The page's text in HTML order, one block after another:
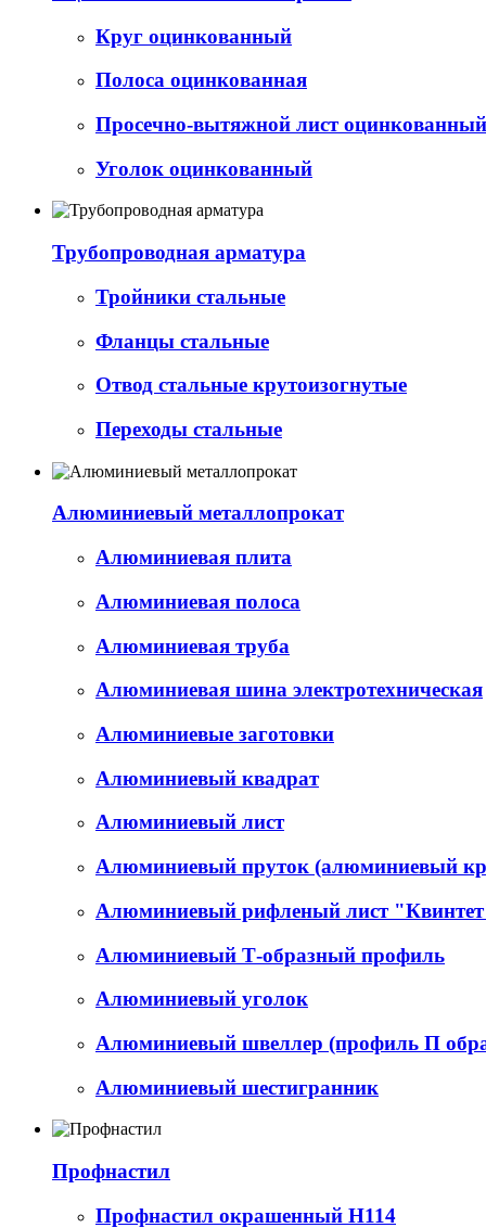
Круг оцинкованный
Полоса оцинкованная
Просечно-вытяжной лист
Уголок оцинкованный
Трубопроводная арматура
Тройники стальные
Фланцы стальные
Отвод стальные крутоизогнутые
Переходы стальные
Алюминиевый металлопрокат
Алюминиевая плита
Алюминиевая полоса
Алюминиевая труба
Алюминиевая шина электротехническая
Алюминиевые заготовки
Алюминиевый квадрат
Алюминиевый лист
Алюминиевый пруток (алюминиевый
Алюминиевый рифленый лист
Алюминиевый Т-образный профиль
Алюминиевый уголок
Алюминиевый швеллер (профиль П
Алюминиевый шестигранник
Профнастил
Профнастил окрашенный Н114